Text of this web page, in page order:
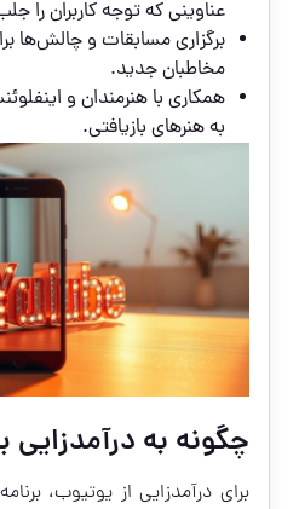
عناوینی که توجه کاربران را
برگزاری مسابقات و چالش‌ها
مخاطبان جدید.
همکاری با هنرمندان و
به هنرهای بازیافتی.
چگونه به درآمدزایی
برای درآمدزایی از یوتیوب،